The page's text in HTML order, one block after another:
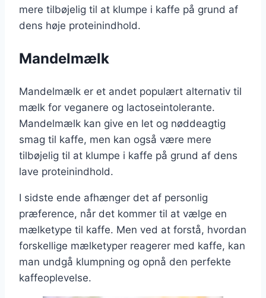
mere tilbøjelig til at klumpe i kaffe på grund af
dens høje proteinindhold.
Mandelmælk
Mandelmælk er et andet populært alternativ til
mælk for veganere og lactoseintolerante.
Mandelmælk kan give en let og nøddeagtig
smag til kaffe, men kan også være mere
tilbøjelig til at klumpe i kaffe på grund af dens
lave proteinindhold.
I sidste ende afhænger det af personlig
præference, når det kommer til at vælge en
mælketype til kaffe. Men ved at forstå, hvordan
forskellige mælketyper reagerer med kaffe, kan
man undgå klumpning og opnå den perfekte
kaffeoplevelse.